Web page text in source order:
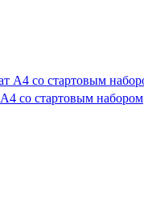
со стартовым набором